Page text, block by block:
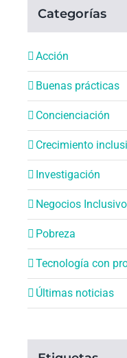
Categorías
Acción
Buenas prácticas
Concienciación
Crecimiento
Investigación
Negocios
Pobreza
Tecnología con
Últimas noticias